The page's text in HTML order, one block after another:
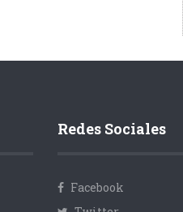
Redes Sociales
Facebook